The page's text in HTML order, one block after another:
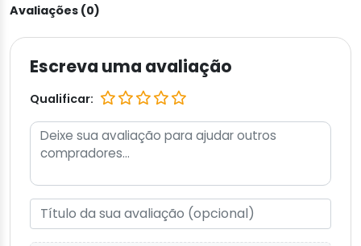
Avaliações (0)
Escreva uma avaliação
Qualificar: